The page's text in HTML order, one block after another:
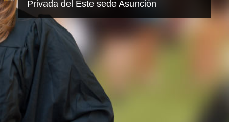
Privada del Este sede Asunción